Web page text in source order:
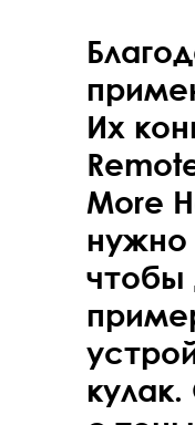
Их
More
нужно
чтобы